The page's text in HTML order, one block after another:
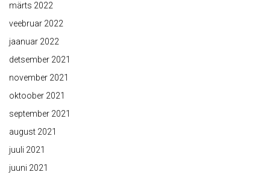
märts 2022
veebruar 2022
jaanuar 2022
detsember 2021
november 2021
oktoober 2021
september 2021
august 2021
juuli 2021
juuni 2021